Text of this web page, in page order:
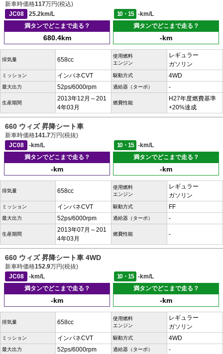
新車時価格117万円(税込)
JC08
25.2km/L 10・15
-km/L
満タンでどこまで走る？
680.4km
満タンでどこまで走る？
-km
排気量 658cc
使用燃料
エンジン
レギュラー
ガソリン
ミッション インパネCVT 駆動方式 4WD
最大出力 52ps/6000rpm 過給器（ターボ） -
生産期間
2013年12月～201
4年03月
燃費性能
H27年度燃費基準
+20%達成
660 ウィズ 昇降シート車
新車時価格141.7万円(税抜)
JC08
-km/L 10・15
-km/L
満タンでどこまで走る？
-km
満タンでどこまで走る？
-km
排気量 658cc
使用燃料
エンジン
レギュラー
ガソリン
ミッション インパネCVT 駆動方式 FF
最大出力 52ps/6000rpm 過給器（ターボ） -
生産期間
2013年07月～201
4年03月
燃費性能 -
660 ウィズ 昇降シート車 4WD
新車時価格152.9万円(税抜)
JC08
-km/L 10・15
-km/L
満タンでどこまで走る？
-km
満タンでどこまで走る？
-km
排気量 658cc
使用燃料
エンジン
レギュラー
ガソリン
ミッション インパネCVT 駆動方式 4WD
最大出力 52ps/6000rpm 過給器（ターボ） -